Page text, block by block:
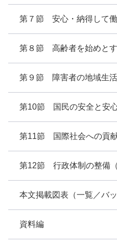
第７節 安心・納得して
第８節 高齢者を始めと
第９節 障害者の地域生
第10節 国民の安全と安
第11節 国際社会への貢
第12節 行政体制の整備
本文掲載図表（一覧／バッ
資料編